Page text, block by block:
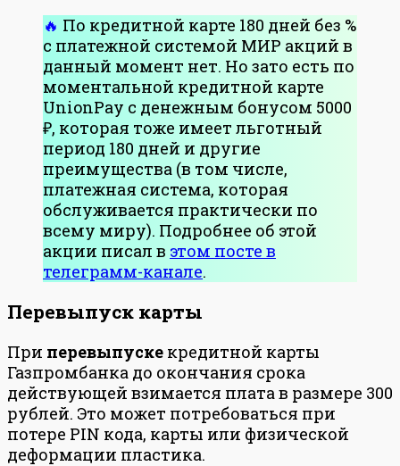
По кредитной карте 180 дней без %
с платежной системой МИР акций в
данный момент нет. Но зато есть по
моментальной кредитной карте
UnionPay с денежным бонусом 5000
₽, которая тоже имеет льготный
период 180 дней и другие
преимущества (в том числе,
платежная система, которая
обслуживается практически по
всему миру). Подробнее об этой
акции писал в этом посте в
телеграмм-канале.
Перевыпуск карты
При перевыпуске кредитной карты
Газпромбанка до окончания срока
действующей взимается плата в размере 300
рублей. Это может потребоваться при
потере PIN кода, карты или физической
деформации пластика.